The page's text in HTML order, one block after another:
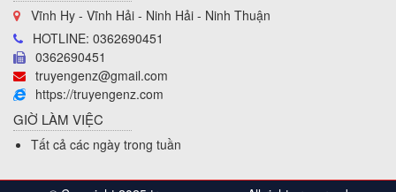
Vĩnh Hy - Vĩnh Hải - Ninh Hải - Ninh Thuận
HOTLINE: 0362690451
0362690451
truyengenz@gmail.com
https://truyengenz.com
GIỜ LÀM VIỆC
Tất cả các ngày trong tuần